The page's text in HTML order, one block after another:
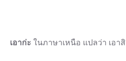
เอาก่ะ ในภาษาเหนือ แปลว่า เอาสิ